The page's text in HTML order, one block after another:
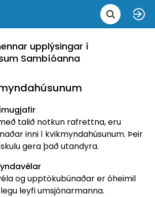
Leita
Close
Close
upplýsingar í
Sambíóanna
talið notkun rafrettna, eru
inni í kvikmyndahúsunum. Þeir
gera það utandyra.
og upptökubúnaðar er óheimil
leyfi umsjónarmanna.